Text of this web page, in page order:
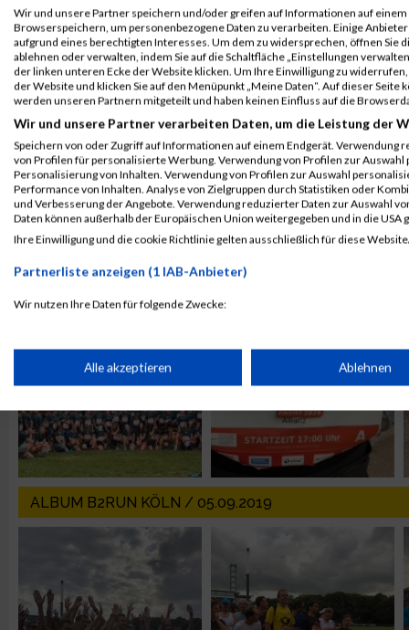
ALBUM B2RUN KÖLN / 05.09.2019
Wir und unsere Partner speichern und/oder greifen auf Informationen auf einem
Browserspeichern, um personenbezogene Daten zu verarbeiten. Einige
aufgrund eines berechtigten Interesses. Um dem zu widersprechen, öffnen Sie
ablehnen oder verwalten, indem Sie auf die Schaltfläche „Einstellungen
der linken unteren Ecke der Website klicken. Um Ihre Einwilligung zu
der Website und klicken Sie auf den Menüpunkt „Meine Daten“. Auf dieser
werden unseren Partnern mitgeteilt und haben keinen Einfluss auf die
Wir und unsere Partner verarbeiten Daten, um die Leistung der
Speichern von oder Zugriff auf Informationen auf einem Endgerät. Verwendung
von Profilen für personalisierte Werbung. Verwendung von Profilen zur
Personalisierung von Inhalten. Verwendung von Profilen zur Auswahl
Performance von Inhalten. Analyse von Zielgruppen durch Statistiken oder
und Verbesserung der Angebote. Verwendung reduzierter Daten zur Auswahl
Daten können außerhalb der Europäischen Union weitergegeben und in die USA
Ihre Einwilligung und die cookie Richtlinie gelten ausschließlich für diese
Partnerliste anzeigen (1 IAB-Anbieter)
Wir nutzen Ihre Daten für folgende Zwecke:
Speichern von oder Zugriff auf Informationen auf einem
Verwendung reduzierter Daten zur Auswahl von Werbeanzeigen
Erstellung von Profilen für personalisierte Werbung
Verwendung von Profilen zur Auswahl personalisierter Werbung
Erstellung von Profilen zur Personalisierung von Inhalten
Alle akzeptieren Ablehnen